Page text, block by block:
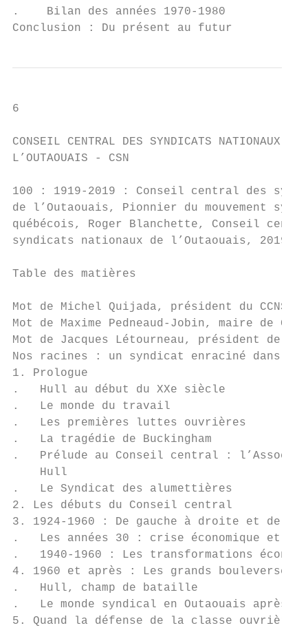
.    Bilan des années 1970-1980
Conclusion : Du présent au futur
6
CONSEIL CENTRAL DES SYNDICATS
L’OUTAOUAIS - CSN
100 : 1919-2019 : Conseil central des
de l’Outaouais, Pionnier du mouvement
québécois, Roger Blanchette, Conseil
syndicats nationaux de l’Outaouais,
Table des matières
Mot de Michel Quijada, président du
Mot de Maxime Pedneaud-Jobin, maire de
Mot de Jacques Létourneau, président
Nos racines : un syndicat enraciné
1. Prologue
.   Hull au début du XXe siècle
.   Le monde du travail
.   Les premières luttes ouvrières
.   La tragédie de Buckingham
.   Prélude au Conseil central :
Hull
.   Le Syndicat des alumettières
2. Les débuts du Conseil central
3. 1924-1960 : De gauche à droite et de
.   Les années 30 : crise économique
.   1940-1960 : Les transformations
4. 1960 et après : Les grands
.   Hull, champ de bataille
.   Le monde syndical en Outaouais
5. Quand la défense de la classe